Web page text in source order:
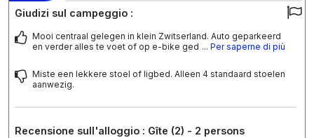
Giudizi sul campeggio :
Mooi centraal gelegen in klein Zwitserland. Auto geparkeerd
en verder alles te voet of op e-bike ged ... Per saperne di più
Miste een lekkere stoel of ligbed. Alleen 4 standaard stoelen
aanwezig.
Recensione sull'alloggio : Gîte (2) - 2 persons